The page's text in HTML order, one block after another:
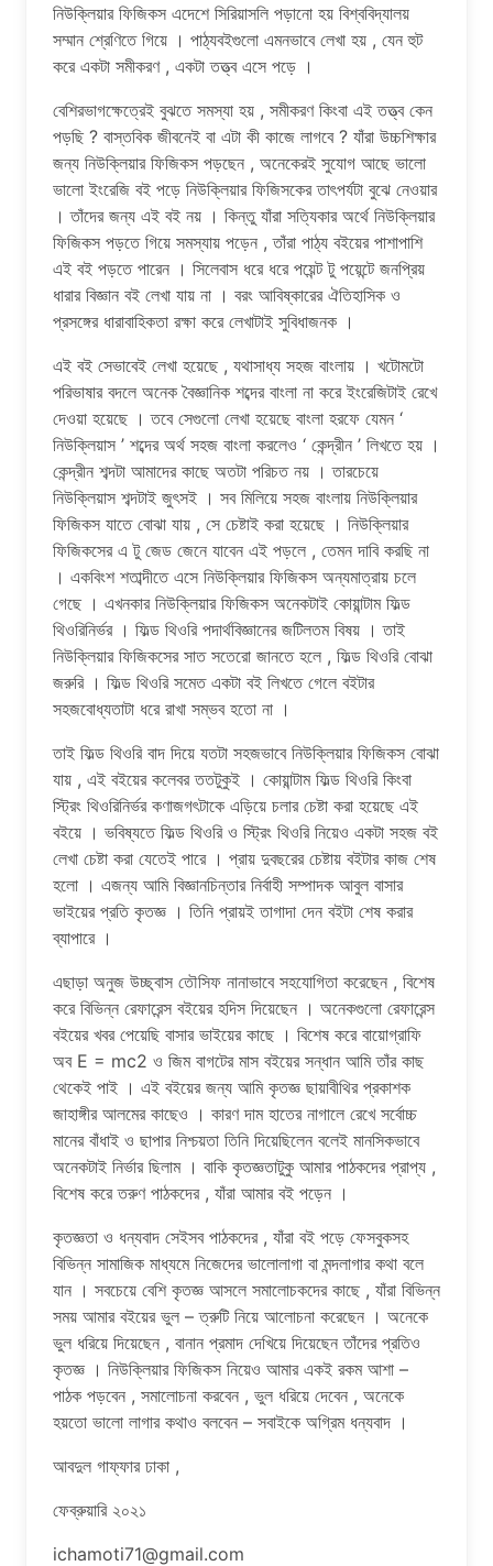
নিউক্লিয়ার ফিজিকস এদেশে সিরিয়াসলি পড়ানো হয় বিশ্ববিদ্যালয়
সম্মান শ্রেণিতে গিয়ে । পাঠ্যবইগুলো এমনভাবে লেখা হয় , যেন হুট
করে একটা সমীকরণ , একটা তত্ত্ব এসে পড়ে ।
বেশিরভাগক্ষেত্রেই বুঝতে সমস্যা হয় , সমীকরণ কিংবা এই তত্ত্ব কেন
পড়ছি ? বাস্তবিক জীবনেই বা এটা কী কাজে লাগবে ? যাঁরা উচ্চশিক্ষার
জন্য নিউক্লিয়ার ফিজিকস পড়ছেন , অনেকেরই সুযোগ আছে ভালো
ভালো ইংরেজি বই পড়ে নিউক্লিয়ার ফিজিসকের তাৎপর্যটা বুঝে নেওয়ার
। তাঁদের জন্য এই বই নয় । কিন্তু যাঁরা সত্যিকার অর্থে নিউক্লিয়ার
ফিজিকস পড়তে গিয়ে সমস্যায় পড়েন , তাঁরা পাঠ্য বইয়ের পাশাপাশি
এই বই পড়তে পারেন । সিলেবাস ধরে ধরে পয়েন্ট টু পয়েন্টে জনপ্রিয়
ধারার বিজ্ঞান বই লেখা যায় না । বরং আবিষ্কারের ঐতিহাসিক ও
প্রসঙ্গের ধারাবাহিকতা রক্ষা করে লেখাটাই সুবিধাজনক ।
এই বই সেভাবেই লেখা হয়েছে , যথাসাধ্য সহজ বাংলায় । খটোমটো
পরিভাষার বদলে অনেক বৈজ্ঞানিক শব্দের বাংলা না করে ইংরেজিটাই রেখে
দেওয়া হয়েছে । তবে সেগুলো লেখা হয়েছে বাংলা হরফে যেমন ‘
নিউক্লিয়াস ’ শব্দের অর্থ সহজ বাংলা করলেও ‘ কেন্দ্রীন ’ লিখতে হয় ।
কেন্দ্রীন শব্দটা আমাদের কাছে অতটা পরিচত নয় । তারচেয়ে
নিউক্লিয়াস শব্দটাই জুৎসই । সব মিলিয়ে সহজ বাংলায় নিউক্লিয়ার
ফিজিকস যাতে বোঝা যায় , সে চেষ্টাই করা হয়েছে । নিউক্লিয়ার
ফিজিকসের এ টু জেড জেনে যাবেন এই পড়লে , তেমন দাবি করছি না
। একবিংশ শতাব্দীতে এসে নিউক্লিয়ার ফিজিকস অন্যমাত্রায় চলে
গেছে । এখনকার নিউক্লিয়ার ফিজিকস অনেকটাই কোয়ান্টাম ফিল্ড
থিওরিনির্ভর । ফিল্ড থিওরি পদার্থবিজ্ঞানের জটিলতম বিষয় । তাই
নিউক্লিয়ার ফিজিকসের সাত সতেরো জানতে হলে , ফিল্ড থিওরি বোঝা
জরুরি । ফিল্ড থিওরি সমেত একটা বই লিখতে গেলে বইটার
সহজবোধ্যতাটা ধরে রাখা সম্ভব হতো না ।
তাই ফিল্ড থিওরি বাদ দিয়ে যতটা সহজভাবে নিউক্লিয়ার ফিজিকস বোঝা
যায় , এই বইয়ের কলেবর ততটুকুই । কোয়ান্টাম ফিল্ড থিওরি কিংবা
স্ট্রিং থিওরিনির্ভর কণাজগৎটাকে এড়িয়ে চলার চেষ্টা করা হয়েছে এই
বইয়ে । ভবিষ্যতে ফিল্ড থিওরি ও স্ট্রিং থিওরি নিয়েও একটা সহজ বই
লেখা চেষ্টা করা যেতেই পারে । প্রায় দুবছরের চেষ্টায় বইটার কাজ শেষ
হলো । এজন্য আমি বিজ্ঞানচিন্তার নির্বাহী সম্পাদক আবুল বাসার
ভাইয়ের প্রতি কৃতজ্ঞ । তিনি প্রায়ই তাগাদা দেন বইটা শেষ করার
ব্যাপারে ।
এছাড়া অনুজ উচ্ছ্বাস তৌসিফ নানাভাবে সহযোগিতা করেছেন , বিশেষ
করে বিভিন্ন রেফারেন্স বইয়ের হদিস দিয়েছেন । অনেকগুলো রেফারেন্স
বইয়ের খবর পেয়েছি বাসার ভাইয়ের কাছে । বিশেষ করে বায়োগ্রাফি
অব E = mc2 ও জিম বাগটের মাস বইয়ের সন্ধান আমি তাঁর কাছ
থেকেই পাই । এই বইয়ের জন্য আমি কৃতজ্ঞ ছায়াবীথির প্রকাশক
জাহাঙ্গীর আলমের কাছেও । কারণ দাম হাতের নাগালে রেখে সর্বোচ্চ
মানের বাঁধাই ও ছাপার নিশ্চয়তা তিনি দিয়েছিলেন বলেই মানসিকভাবে
অনেকটাই নির্ভার ছিলাম । বাকি কৃতজ্ঞতাটুকু আমার পাঠকদের প্রাপ্য ,
বিশেষ করে তরুণ পাঠকদের , যাঁরা আমার বই পড়েন ।
কৃতজ্ঞতা ও ধন্যবাদ সেইসব পাঠকদের , যাঁরা বই পড়ে ফেসবুকসহ
বিভিন্ন সামাজিক মাধ্যমে নিজেদের ভালোলাগা বা মন্দলাগার কথা বলে
যান । সবচেয়ে বেশি কৃতজ্ঞ আসলে সমালোচকদের কাছে , যাঁরা বিভিন্ন
সময় আমার বইয়ের ভুল – ত্রুটি নিয়ে আলোচনা করেছেন । অনেকে
ভুল ধরিয়ে দিয়েছেন , বানান প্রমাদ দেখিয়ে দিয়েছেন তাঁদের প্রতিও
কৃতজ্ঞ । নিউক্লিয়ার ফিজিকস নিয়েও আমার একই রকম আশা –
পাঠক পড়বেন , সমালোচনা করবেন , ভুল ধরিয়ে দেবেন , অনেকে
হয়তো ভালো লাগার কথাও বলবেন – সবাইকে অগ্রিম ধন্যবাদ ।
আবদুল গাফ্ফার ঢাকা ,
ফেব্রুয়ারি ২০২১
ichamoti71@gmail.com